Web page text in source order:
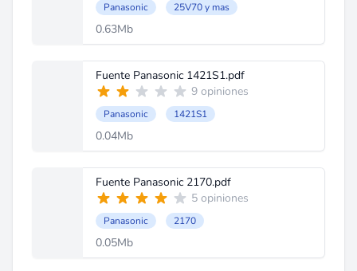
Panasonic 25V70 y mas
0.63Mb
Fuente Panasonic 1421S1.pdf
9 opiniones
Panasonic 1421S1
0.04Mb
Fuente Panasonic 2170.pdf
5 opiniones
Panasonic 2170
0.05Mb